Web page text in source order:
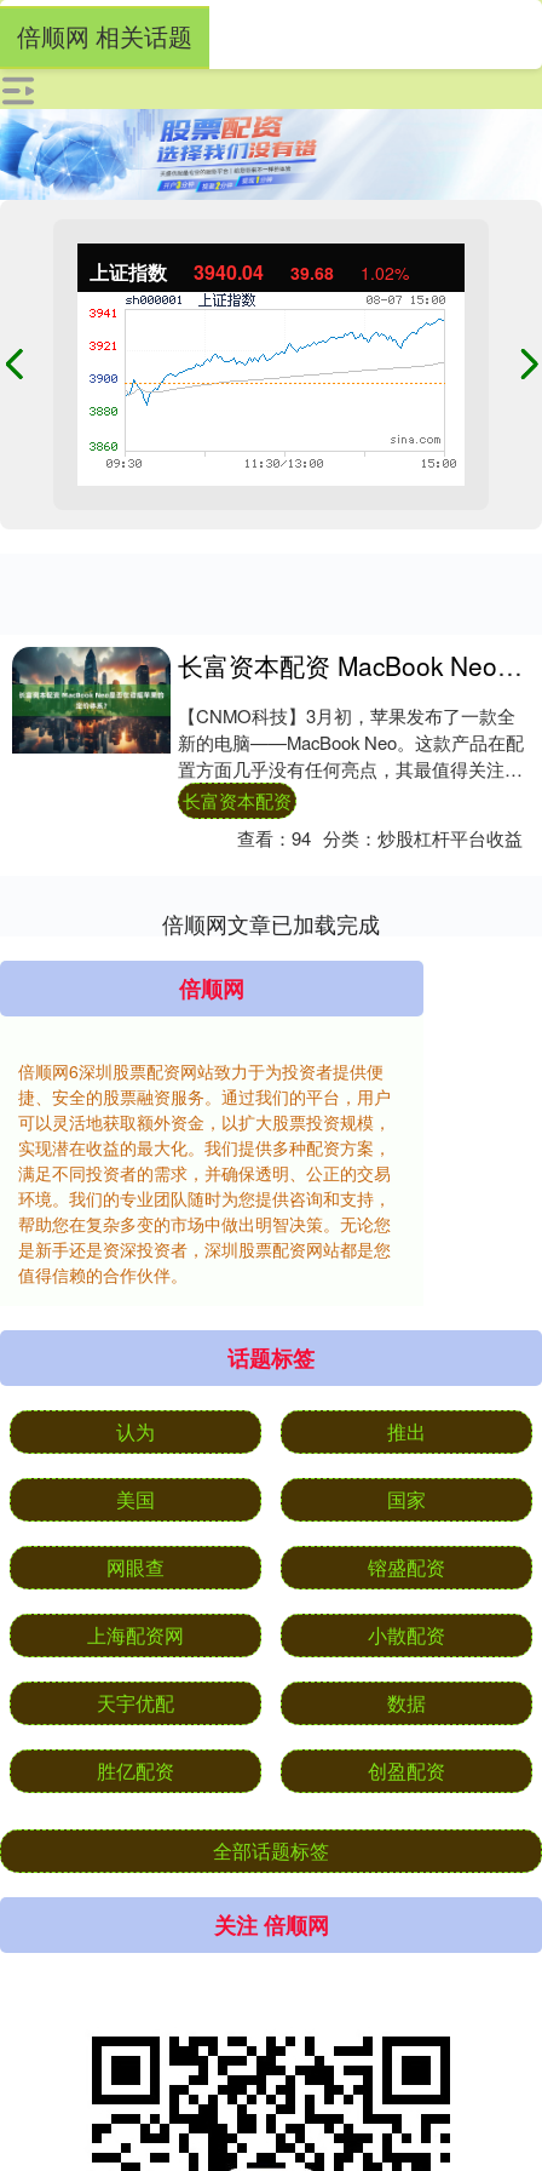
上证指数 3940.04 39.68 1.02%
倍顺网 相关话题
长富资本配资 MacBook Neo是否在动摇苹果的定价体系？
【CNMO科技】3月初，苹果发布了一款全
新的电脑——MacBook Neo。这款产品在配
置方面几乎没有任何亮点，其最值得关注的
地方在于价格。在中国市场上，叠加教....
长富资本配资
查看：94 分类：炒股杠杆平台收益
倍顺网文章已加载完成
倍顺网
倍顺网6深圳股票配资网站致力于为投资者提供便
捷、安全的股票融资服务。通过我们的平台，用户
可以灵活地获取额外资金，以扩大股票投资规模，
实现潜在收益的最大化。我们提供多种配资方案，
满足不同投资者的需求，并确保透明、公正的交易
环境。我们的专业团队随时为您提供咨询和支持，
帮助您在复杂多变的市场中做出明智决策。无论您
是新手还是资深投资者，深圳股票配资网站都是您
值得信赖的合作伙伴。
话题标签
认为 推出
美国 国家
网眼查 镕盛配资
上海配资网 小散配资
天宇优配 数据
胜亿配资 创盈配资
全部话题标签
关注 倍顺网